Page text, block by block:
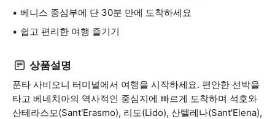
베니스 중심부에 단 30분 만에 도착하세요
쉽고 편리한 여행 즐기기
상품설명
푼타 사비오니 터미널에서 여행을 시작하세요. 편안한 선박을
타고 베네치아의 역사적인 중심지에 빠르게 도착하며 석호와
산테라스모(Sant'Erasmo), 리도(Lido), 산텔레나(Sant'Elena),